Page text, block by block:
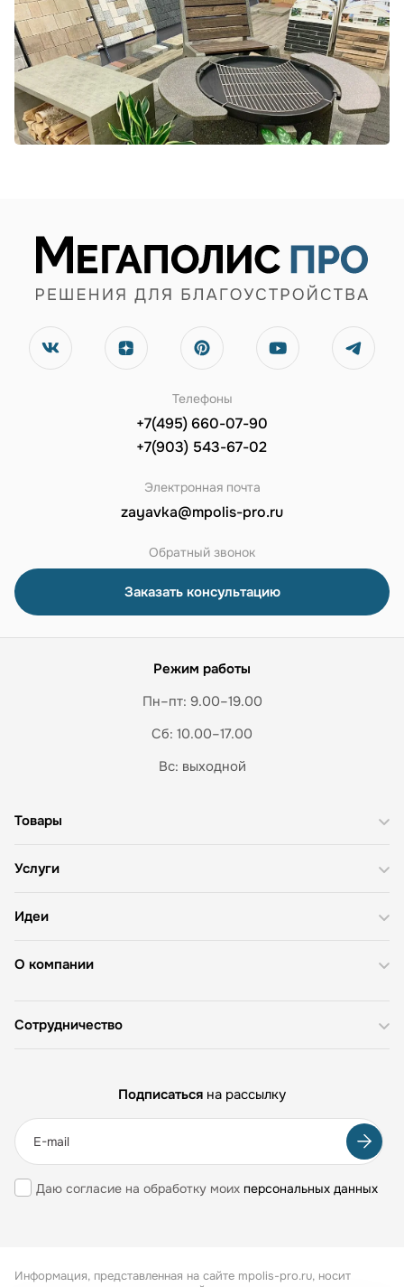
Телефоны
+7(495) 660-07-90
+7(903) 543-67-02
Электронная почта
zayavka@mpolis-pro.ru
Обратный звонок
Заказать консультацию
Режим работы
Пн–пт: 9.00–19.00
Сб: 10.00–17.00
Вс: выходной
О компании
Товары
Услуги
Идеи
Сотрудничество
Подписаться на рассылку
Даю согласие на обработку моих персональных данных
Информация, представленная на сайте mpolis-pro.ru, носит